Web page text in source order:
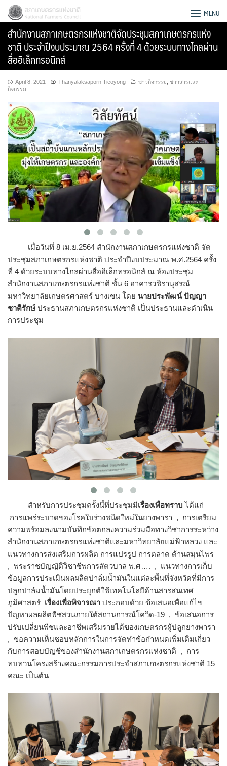
Skip
content
Search
for:
สภาเกษตรกรแห่งชาติ MENU
สำนักงานสภาเกษตรกรแห่งชาติจัดประชุมสภาเกษตรกรแห่ง
ชาติ ประจำปีงบประมาณ 2564 ครั้งที่ 4 ด้วยระบบทางไกลผ่าน
สื่ออิเล็กทรอนิกส์
April 8, 2021 Thanyalaksaporn Tieoyong ข่าวกิจกรรม ข่าวสารและ
กิจกรรม
เมื่อวันที่ 8 เม.ย.2564 สำนักงานสภาเกษตรกรแห่งชาติ จัด
ประชุมสภาเกษตรกรแห่งชาติ ประจำปีงบประมาณ พ.ศ.2564 ครั้ง
ที่ 4 ด้วยระบบทางไกลผ่านสื่ออิเล็กทรอนิกส์ ณ ห้องประชุม
สำนักงานสภาเกษตรกรแห่งชาติ ชั้น 6 อาคารวชิรานุสรณ์
มหาวิทยาลัยเกษตรศาสตร์ บางเขน โดย นายประพัฒน์ ปัญญา
ชาติรักษ์ ประธานสภาเกษตรกรแห่งชาติ เป็นประธานและดำเนิน
การประชุม
สำหรับการประชุมครั้งนี้ที่ประชุมมีเรื่องเพื่อทราบ ได้แก่
การแพร่ระบาดของโรคใบร่วงชนิดใหม่ในยางพารา , การเตรียม
ความพร้อมลงนามบันทึกข้อตกลงความร่วมมือทางวิชาการระหว่าง
สำนักงานสภาเกษตรกรแห่งชาติและมหาวิทยาลัยแม่ฟ้าหลวง และ
แนวทางการส่งเสริมการผลิต การแปรรูป การตลาด ด้านสมุนไพร
, พระราชบัญญัติวิชาชีพการสัตวบาล พ.ศ…. , แนวทางการเก็บ
ข้อมูลการประเมินผลผลิตปาล์มน้ำมันในแต่ละพื้นที่จังหวัดที่มีการ
ปลูกปาล์มน้ำมันโดยประยุกต์ใช้เทคโนโลยีด้านสารสนเทศ
ภูมิศาสตร์ เรื่องเพื่อพิจารณา ประกอบด้วย ข้อเสนอเพื่อแก้ไข
ปัญหาผลผลิตพืชสวนภายใต้สถานการณ์โควิด-19 , ข้อเสนอการ
ปรับเปลี่ยนพืชและอาชีพเสริมรายได้ของเกษตรกรผู้ปลูกยางพารา
, ขอความเห็นชอบหลักการในการจัดทำข้อกำหนดเพิ่มเติมเกี่ยว
กับการสอบบัญชีของสำนักงานสภาเกษตรกรแห่งชาติ , การ
ทบทวนโครงสร้างคณะกรรมการประจำสภาเกษตรกรแห่งชาติ 15
คณะ เป็นต้น